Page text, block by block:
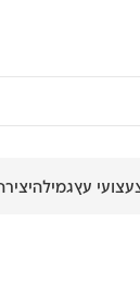
עץגמילה